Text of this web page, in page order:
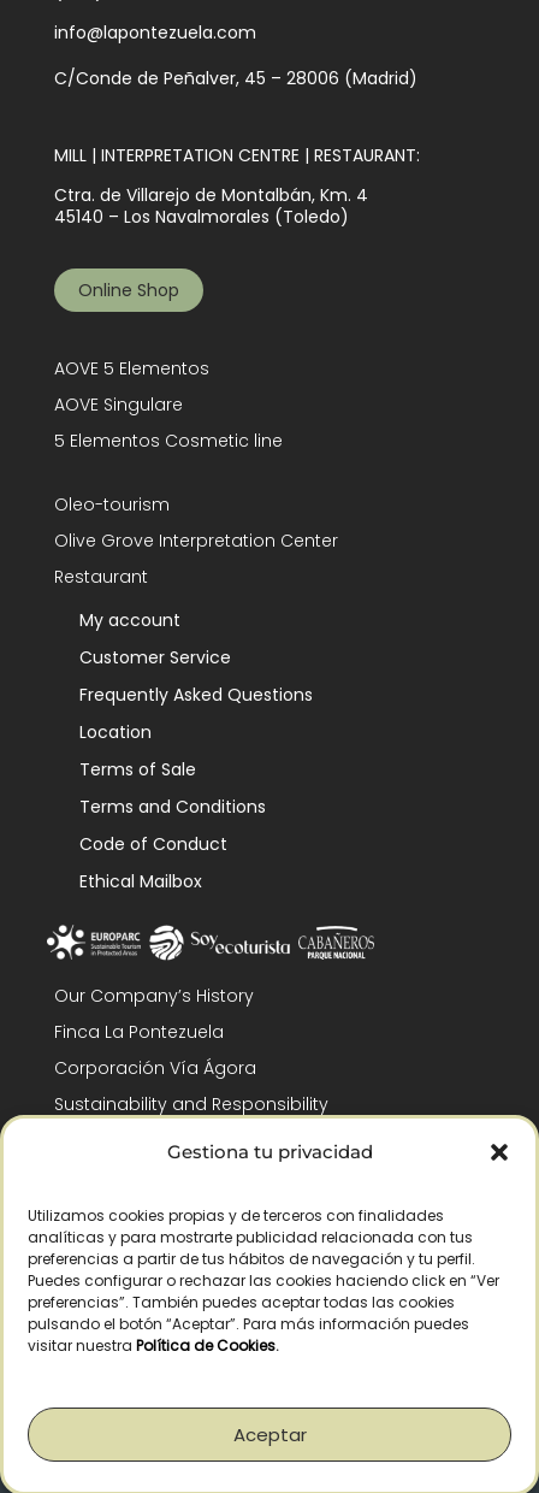
Gestiona tu privacidad
Utilizamos cookies propias y de terceros con finalidades
analíticas y para mostrarte publicidad relacionada con tus
preferencias a partir de tus hábitos de navegación y tu perfil.
Puedes configurar o rechazar las cookies haciendo click en “Ver
preferencias”. También puedes aceptar todas las cookies
pulsando el botón “Aceptar”. Para más información puedes
visitar nuestra Política de Cookies.
Aceptar
info@lapontezuela.com
C/Conde de Peñalver, 45 – 28006 (Madrid)
MILL | INTERPRETATION CENTRE | RESTAURANT:
Ctra. de Villarejo de Montalbán, Km. 4
45140 – Los Navalmorales (Toledo)
Online Shop
AOVE 5 Elementos
AOVE Singulare
5 Elementos Cosmetic line
Oleo-tourism
Olive Grove Interpretation Center
Restaurant
My account
Customer Service
Frequently Asked Questions
Location
Terms of Sale
Terms and Conditions
Code of Conduct
Ethical Mailbox
Our Company’s History
Finca La Pontezuela
Corporación Vía Ágora
Sustainability and Responsibility
CSR and Fundación Gómez-Pintado
Recognitions
Legal warning|Privacy policy|Cookies policy|Right of withdrawal